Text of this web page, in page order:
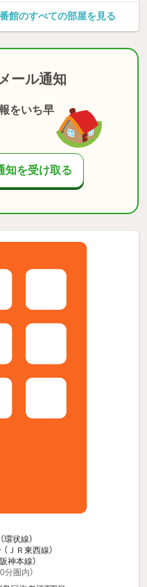
館のすべての部屋を見る
ール通知
をいち早
知を受け取る
環状線）
（ＪＲ東西線）
神本線）
分圏内）